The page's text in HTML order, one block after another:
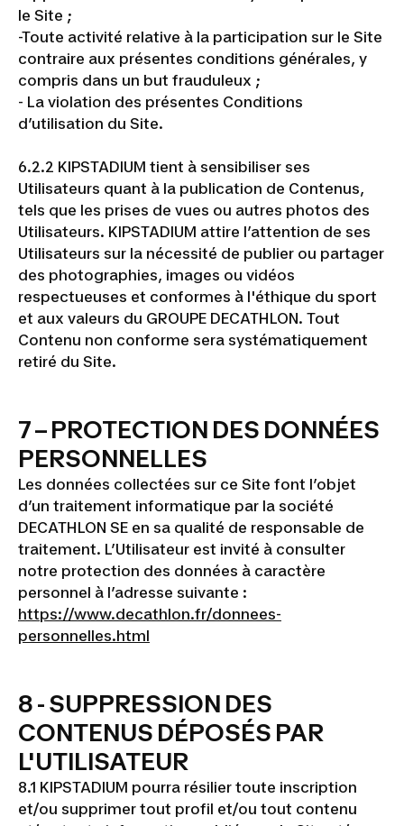
le Site ;
-Toute activité relative à la participation sur le Site
contraire aux présentes conditions générales, y
compris dans un but frauduleux ;
- La violation des présentes Conditions
d’utilisation du Site.
6.2.2 KIPSTADIUM tient à sensibiliser ses
Utilisateurs quant à la publication de Contenus,
tels que les prises de vues ou autres photos des
Utilisateurs. KIPSTADIUM attire l’attention de ses
Utilisateurs sur la nécessité de publier ou partager
des photographies, images ou vidéos
respectueuses et conformes à l'éthique du sport
et aux valeurs du GROUPE DECATHLON. Tout
Contenu non conforme sera systématiquement
retiré du Site.
7 – PROTECTION DES DONNÉES
PERSONNELLES
Les données collectées sur ce Site font l’objet
d’un traitement informatique par la société
DECATHLON SE en sa qualité de responsable de
traitement. L’Utilisateur est invité à consulter
notre protection des données à caractère
personnel à l’adresse suivante :
https://www.decathlon.fr/donnees-
personnelles.html
8 - SUPPRESSION DES
CONTENUS DÉPOSÉS PAR
L'UTILISATEUR
8.1 KIPSTADIUM pourra résilier toute inscription
et/ou supprimer tout profil et/ou tout contenu